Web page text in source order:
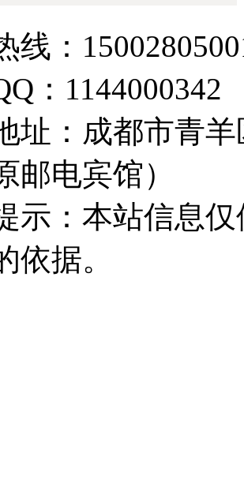
线：
：1144000342
址：成都市青
邮电宾馆）
示：本站信息
依据。